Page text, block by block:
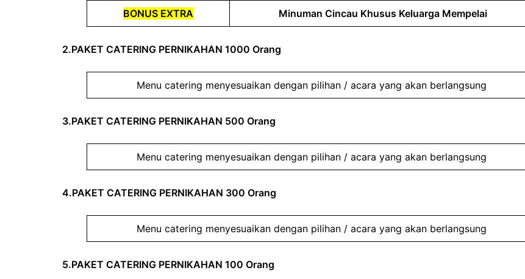
BONUS EXTRA Minuman Cincau Khusus Keluarga Mempelai
2.PAKET CATERING PERNIKAHAN 1000 Orang
Menu catering menyesuaikan dengan pilihan / acara yang akan berlangsung
3.PAKET CATERING PERNIKAHAN 500 Orang
Menu catering menyesuaikan dengan pilihan / acara yang akan berlangsung
4.PAKET CATERING PERNIKAHAN 300 Orang
Menu catering menyesuaikan dengan pilihan / acara yang akan berlangsung
5.PAKET CATERING PERNIKAHAN 100 Orang